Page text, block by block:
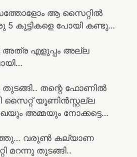
ആ സൈറ്റിൽ
5 കുട്ടികളെ പോയി കണ്ടു…
അത്ര എളുപ്പം അല്ല
തന്റെ ഫോണിൽ
സൈറ്റ് യൂണിൻസ്റ്റല്ല
അമ്മയും നോക്കട്ടെ…
വരുൺ കല്യാണ
മറന്നു തുടങ്ങി..